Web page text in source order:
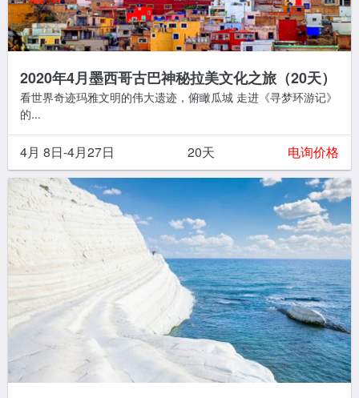
2020年4月墨西哥古巴神秘拉美文化之旅（20天）
看世界奇迹玛雅文明的伟大遗迹，俯瞰瓜城 走进《寻梦环游记》
的...
4月 8日-4月27日 20天 电询价格